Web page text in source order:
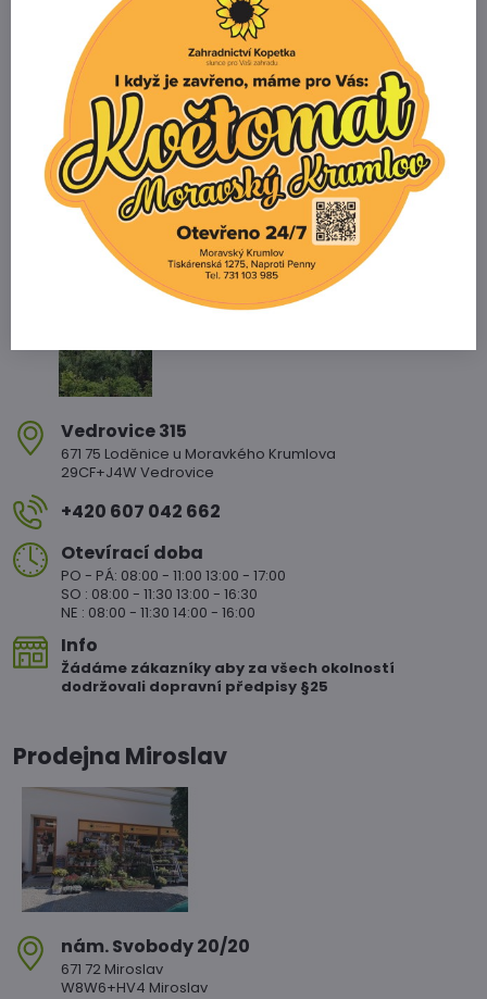
Telefon
+420 731 103 985
Prodejna
+420 607 042 662
Email
info@zahradnictvikopetka.cz
Zahradnictví Vedrovice
Vedrovice 315
671 75 Loděnice u Moravkého Krumlova
29CF+J4W Vedrovice
+420 607 042 662
Otevírací doba
PO - PÁ: 08:00 - 11:00 13:00 - 17:00
SO : 08:00 - 11:30 13:00 - 16:30
NE : 08:00 - 11:30 14:00 - 16:00
Info
Žádáme zákazníky aby za všech okolností
dodržovali dopravní předpisy §25
Prodejna Miroslav
nám​. Svobody 20/20
671 72 Miroslav
W8W6+HV4 Miroslav